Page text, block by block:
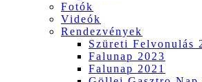
Fotók
Videók
Rendezvények
Szüreti Felvonulás
Falunap 2023
Falunap 2021